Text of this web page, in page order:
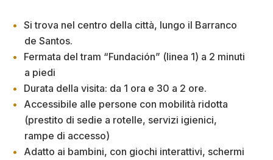
Si trova nel centro della città, lungo il Barranco
de Santos.
Fermata del tram “Fundación” (linea 1) a 2 minuti
a piedi
Durata della visita: da 1 ora e 30 a 2 ore.
Accessibile alle persone con mobilità ridotta
(prestito di sedie a rotelle, servizi igienici,
rampe di accesso)
Adatto ai bambini, con giochi interattivi, schermi